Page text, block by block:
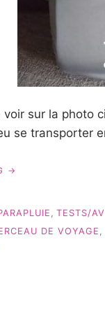
voir sur la photo
se transporter
« DIONO:
DE
–
TESTS/
DE VOYAGE ,